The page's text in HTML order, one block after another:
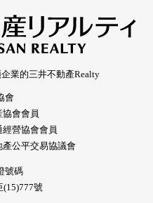
業的三井不動產Realty
會
協會會員
營協會會員
公平交易協議會
號碼
(15)777號